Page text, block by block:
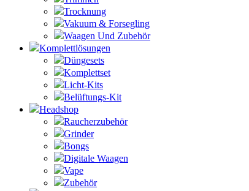
Trocknung
Vakuum & Forsegling
Waagen Und Zubehör
Komplettlösungen
Düngesets
Komplettset
Licht-Kits
Belüftungs-Kit
Headshop
Raucherzubehör
Grinder
Bongs
Digitale Waagen
Vape
Zubehör